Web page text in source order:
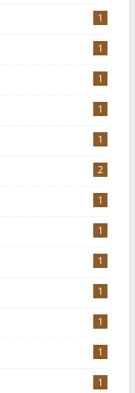
1
1
1
1
1
2
1
1
1
1
1
1
1